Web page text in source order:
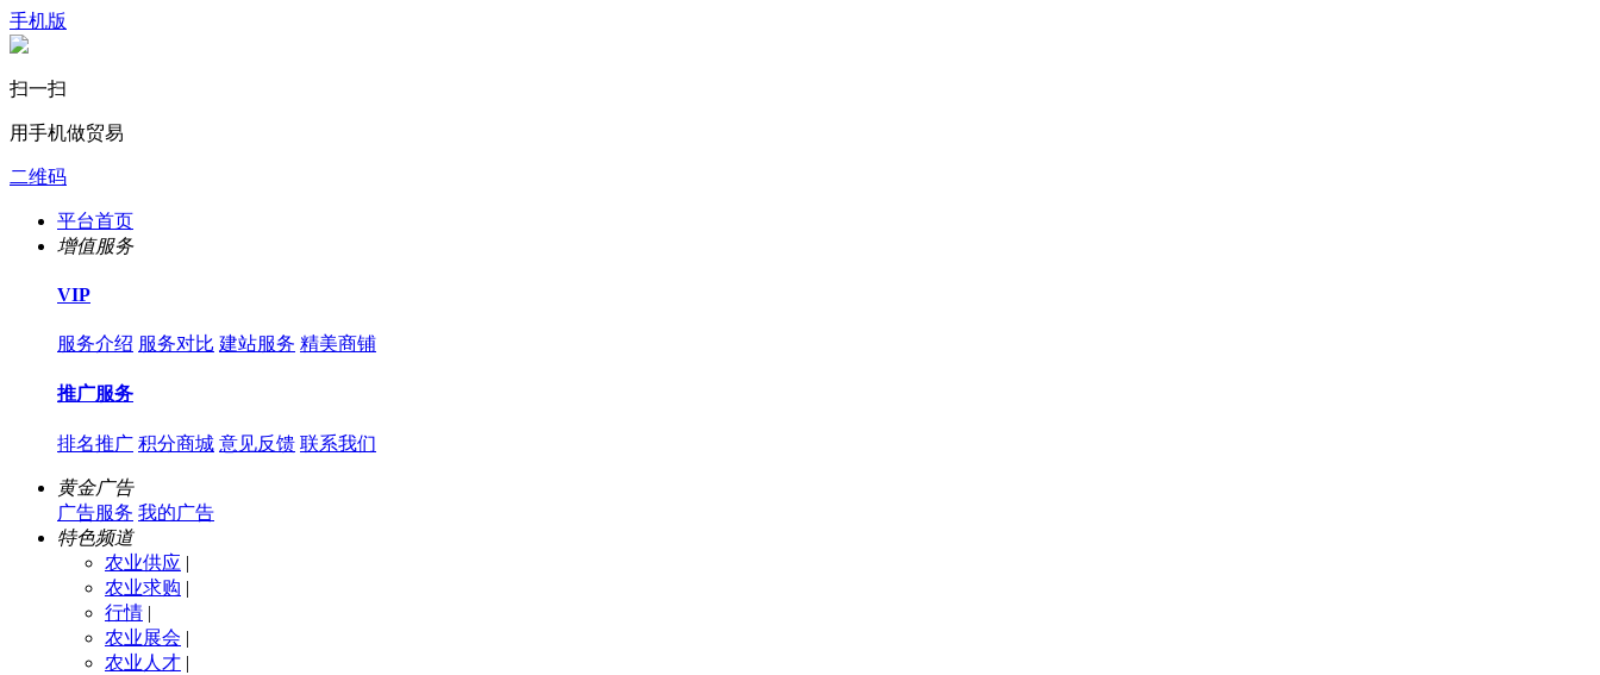
手机版
扫一扫
用手机做贸易
二维码
平台首页
增值服务
VIP
服务介绍 服务对比 建站服务 精美商铺
推广服务
排名推广 积分商城 意见反馈 联系我们
黄金广告
广告服务 我的广告
特色频道
农业供应 |
农业求购 |
行情 |
农业展会 |
农业人才 |